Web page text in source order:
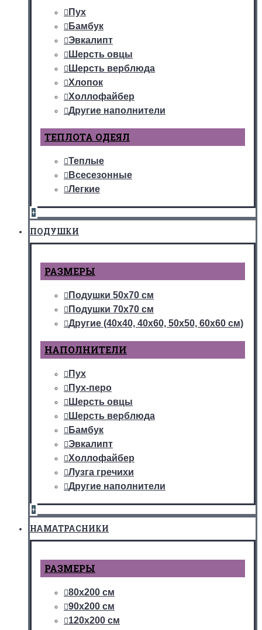
Пух
Бамбук
Эвкалипт
Шерсть овцы
Шерсть верблюда
Хлопок
Холлофайбер
Другие наполнители
ТЕПЛОТА ОДЕЯЛ
Теплые
Всесезонные
Легкие
+
ПОДУШКИ
РАЗМЕРЫ
Подушки 50х70 см
Подушки 70х70 см
Другие (40х40, 40х60, 50х50, 60х60 см)
НАПОЛНИТЕЛИ
Пух
Пух-перо
Шерсть овцы
Шерсть верблюда
Бамбук
Эвкалипт
Холлофайбер
Лузга гречихи
Другие наполнители
+
НАМАТРАСНИКИ
РАЗМЕРЫ
80х200 см
90х200 см
120х200 см